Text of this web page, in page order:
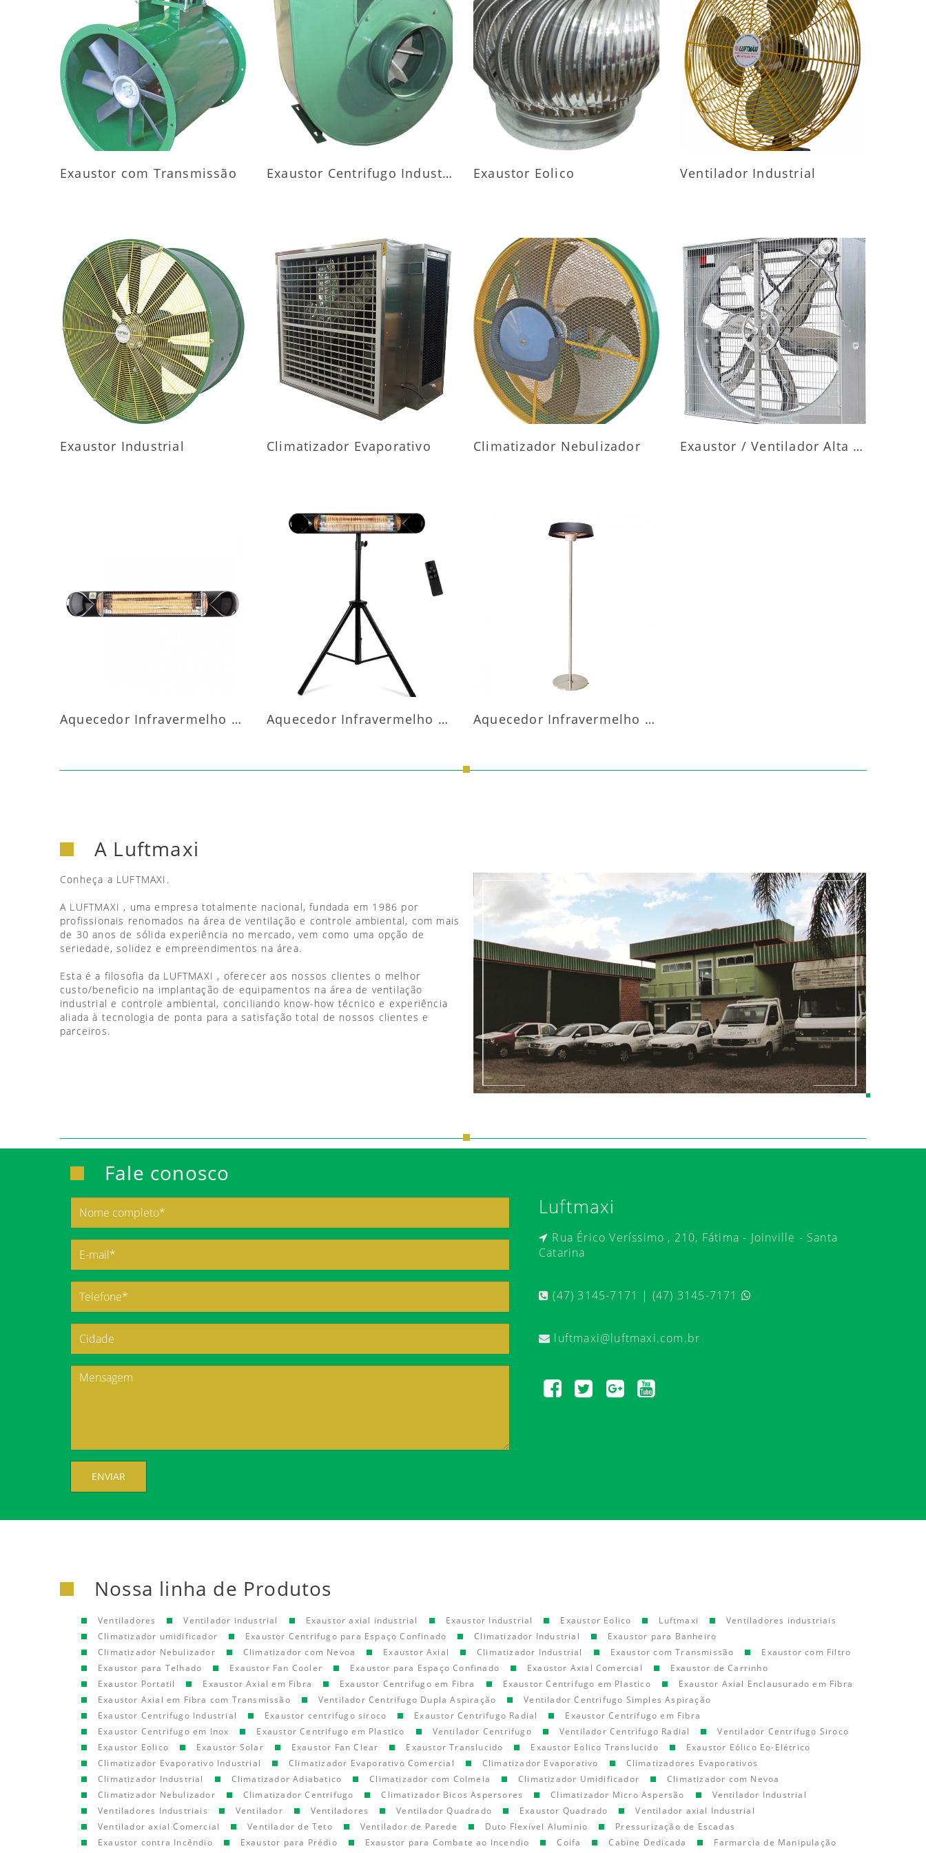
MAIS INFORMAÇÕES
Exaustor com Transmissão
MAIS INFORMAÇÕES
Exaustor Centrifugo Industrial
MAIS INFORMAÇÕES
Exaustor Eolico
MAIS INFORMAÇÕES
Ventilador Industrial
MAIS INFORMAÇÕES
Exaustor Industrial
MAIS INFORMAÇÕES
Climatizador Evaporativo
MAIS INFORMAÇÕES
Climatizador Nebulizador
MAIS INFORMAÇÕES
Exaustor / Ventilador Alta Vazão
MAIS INFORMAÇÕES
Aquecedor Infravermelho Parede
MAIS INFORMAÇÕES
Aquecedor Infravermelho Pedestal Aquecedor Infravermelho Pedestal Luft-20000
A Luftmaxi
Conheça a LUFTMAXI.
A LUFTMAXI , uma empresa totalmente nacional, fundada em 1986 por
profissionais renomados na área de ventilação e controle ambiental, com mais
de 30 anos de sólida experiência no mercado, vem como uma opção de
seriedade, solidez e empreendimentos na área.
Esta é a filosofia da LUFTMAXI , oferecer aos nossos clientes o melhor
custo/beneficio na implantação de equipamentos na área de ventilação
industrial e controle ambiental, conciliando know-how técnico e experiência
aliada à tecnologia de ponta para a satisfação total de nossos clientes e
parceiros.
Fale conosco
ENVIAR
Luftmaxi
Rua Érico Veríssimo , 210, Fátima - Joinville - Santa
Catarina
(47) 3145-7171 | (47) 3145-7171
luftmaxi@luftmaxi.com.br
Nossa linha de Produtos
Ventiladores Ventilador industrial Exaustor axial industrial Exaustor Industrial Exaustor Eolico Luftmaxi
Ventiladores industriais
Climatizador umidificador
Exaustor Centrifugo para Espaço Confinado Climatizador Industrial
Exaustor para Banheiro
Climatizador Nebulizador
Climatizador com Nevoa Exaustor Axial Climatizador Industrial Exaustor com Transmissão
Exaustor com Filtro
Exaustor para Telhado
Exaustor Fan Cooler Exaustor para Espaço Confinado Exaustor Axial Comercial
Exaustor de Carrinho
Exaustor Portatil
Exaustor Axial em Fibra Exaustor Centrifugo em Fibra Exaustor Centrifugo em Plastico
Exaustor Axial Enclausurado em Fibra
Exaustor Axial em Fibra com Transmissão
Ventilador Centrifugo Dupla Aspiração
Ventilador Centrifugo Simples Aspiração
Exaustor Centrifugo Industrial
Exaustor centrifugo siroco Exaustor Centrifugo Radial
Exaustor Centrifugo em Fibra
Exaustor Centrifugo em Inox
Exaustor Centrifugo em Plastico Ventilador Centrifugo Ventilador Centrifugo Radial
Ventilador Centrifugo Siroco
Exaustor Eolico
Exaustor Solar Exaustor Fan Clear Exaustor Translucido Exaustor Eolico Translucido
Exaustor Eólico Eo-Elétrico
Climatizador Evaporativo Industrial
Climatizador Evaporativo Comercial Climatizador Evaporativo
Climatizadores Evaporativos
Climatizador Industrial
Climatizador Adiabatico Climatizador com Colmeia Climatizador Umidificador
Climatizador com Nevoa
Climatizador Nebulizador
Climatizador Centrifugo Climatizador Bicos Aspersores Climatizador Micro Aspersão
Ventilador Industrial
Ventiladores Industriais
Ventilador Ventiladores Ventilador Quadrado Exaustor Quadrado
Ventilador axial Industrial
Ventilador axial Comercial
Ventilador de Teto Ventilador de Parede Duto Flexível Aluminio
Pressurização de Escadas
Exaustor contra Incêndio
Exaustor para Prédio Exaustor para Combate ao Incendio Coifa Cabine Dedicada
Farmarcia de Manipulação